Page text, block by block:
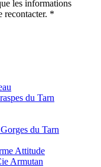
les informations
recontacter. *
du Tarn
du Tarn
Attitude
Armutan